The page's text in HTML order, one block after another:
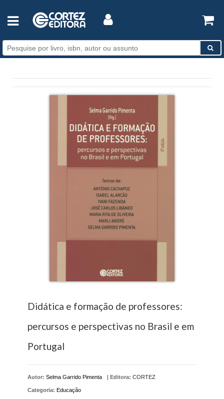
Didática e formação de professores:
percursos e perspectivas no Brasil e em
Portugal
Autor: Selma Garrido Pimenta | Editora: CORTEZ
Categoria: Educação